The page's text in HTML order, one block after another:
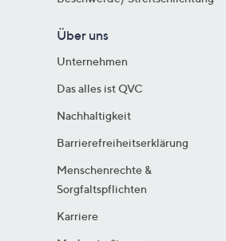
Über uns
Unternehmen
Das alles ist QVC
Nachhaltigkeit
Barrierefreiheitserklärung
Menschenrechte &
Sorgfaltspflichten
Karriere